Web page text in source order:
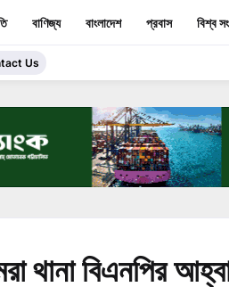
বাণিজ্য বাংলাদেশ প্রবাস বিশ্ব
Us
থানা বিএনপির